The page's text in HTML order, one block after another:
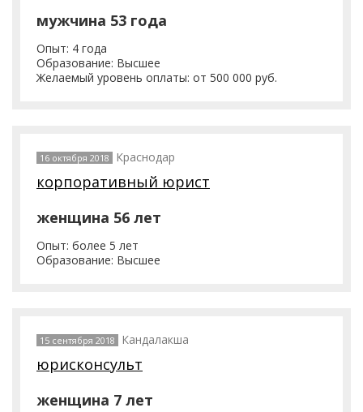
мужчина 53 года
Опыт: 4 года
Образование: Высшее
Желаемый уровень оплаты: от 500 000 руб.
16 октября 2018 Краснодар
корпоративный юрист
женщина 56 лет
Опыт: более 5 лет
Образование: Высшее
15 сентября 2018 Кандалакша
юрисконсульт
женщина 7 лет